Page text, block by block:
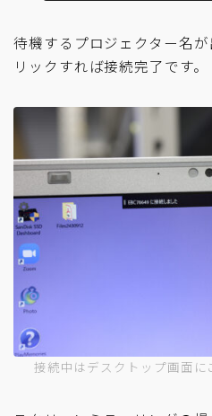
待機するプロジェクター名
リックすれば接続完了です。
接続中はデスクトップ画面